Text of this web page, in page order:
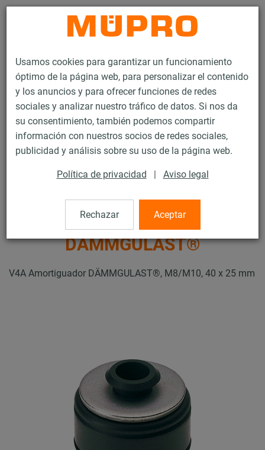
Usamos cookies para garantizar un funcionamiento
óptimo de la página web, para personalizar el contenido
y los anuncios y para ofrecer funciones de redes
sociales y analizar nuestro tráfico de datos. Si nos da
su consentimiento, también podemos compartir
información con nuestros socios de redes sociales,
publicidad y análisis sobre su uso de la página web.
Política de privacidad | Aviso legal
Rechazar Aceptar
Productos Tecnología de soportación
Insonorización
Productos de acero inoxidable con insonorización
Amortiguador DÄMMGULAST®
7 / 7
Amortiguador
DÄMMGULAST®
V4A Amortiguador DÄMMGULAST®, M8/M10, 40 x 25 mm